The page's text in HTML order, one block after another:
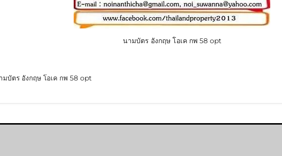
นามบัตร อังกฤษ โอเค กพ 58 opt
มบัตร อังกฤษ โอเค กพ 58 opt